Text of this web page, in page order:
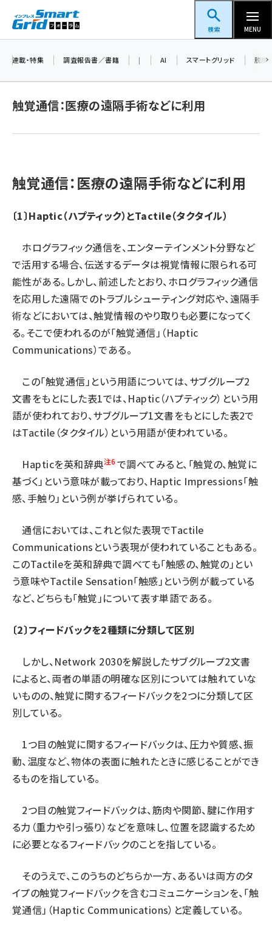
ン
スマートグリッドフォーラム
検索 MENU
蓄電池 (390)
ペロブスカイト (332)
大串 (216)
aitras (180)
タンデム (145)
連載・特集 調査報告書／書籍 | AI スマートグリッド 脱炭
触覚通信：医療の遠隔手術などに利用
触覚通信：医療の遠隔手術などに利用
〔1〕Haptic（ハプティック）とTactile（タクタイル）
ホログラフィック通信を、エンターテインメント分野など
で活用する場合、伝送するデータは視覚情報に限られる可
能性がある。しかし、前述したとおり、ホログラフィック通信
を応用した遠隔でのトラブルシューティング対応や、遠隔手
術などにおいては、触覚情報のやり取りも必要になってく
る。そこで使われるのが「触覚通信」（Haptic
Communications）である。
この「触覚通信」という用語については、サブグループ2
文書をもとにした表1では、Haptic（ハプティック）という用
語が使われており、サブグループ1文書をもとにした表2で
はTactile（タクタイル）という用語が使われている。
Hapticを英和辞典注6 で調べてみると、「触覚の、触覚に
基づく」という意味が載っており、Haptic Impressions「触
感、手触り」という例が挙げられている。
通信においては、これと似た表現でTactile
Communicationsという表現が使われていることもある。
このTactileを英和辞典で調べても「触感の、触覚の」とい
う意味やTactile Sensation「触感」という例が載っている
など、どちらも「触覚」について表す単語である。
〔2〕フィードバックを2種類に分類して区別
しかし、Network 2030を解説したサブグループ2文書
によると、両者の単語の明確な区別については触れていな
いものの、触覚に関するフィードバックを2つに分類して区
別している。
1つ目の触覚に関するフィードバックは、圧力や質感、振
動、温度など、物体の表面に触れたときに感じることができ
るものを指している。
2つ目の触覚フィードバックは、筋肉や関節、腱に作用す
る力（重力や引っ張り）などを意味し、位置を認識するため
に必要となるフィードバックのことを指している。
そのうえで、このうちのどちらか一方、あるいは両方のタ
イプの触覚フィードバックを含むコミュニケーションを、「触
覚通信」（Haptic Communications）と定義している。